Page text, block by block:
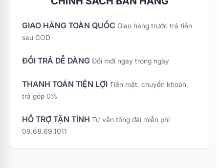
GIAO HÀNG TOÀN QUỐC Giao hàng trước trả tiền
sau COD
ĐỔI TRẢ DỄ DÀNG Đổi mới ngay trong ngày
THANH TOÁN TIỆN LỢI Tiền mặt, chuyển khoản,
trả góp 0%
HỖ TRỢ TẬN TÌNH Tư vấn tổng đài miễn phí
09.68.69.1011